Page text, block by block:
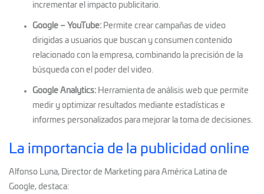
incrementar el impacto publicitario.
Google – YouTube: Permite crear campañas de video
dirigidas a usuarios que buscan y consumen contenido
relacionado con la empresa, combinando la precisión de la
búsqueda con el poder del video.
Google Analytics: Herramienta de análisis web que permite
medir y optimizar resultados mediante estadísticas e
informes personalizados para mejorar la toma de decisiones.
La importancia de la publicidad online
Alfonso Luna, Director de Marketing para América Latina de
Google, destaca: